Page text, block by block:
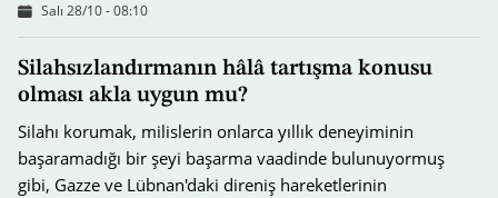
Salı 28/10 - 08:10
Silahsızlandırmanın hâlâ tartışma konusu
olması akla uygun mu?
Silahı korumak, milislerin onlarca yıllık deneyiminin
başaramadığı bir şeyi başarma vaadinde bulunuyormuş
gibi, Gazze ve Lübnan'daki direniş hareketlerinin